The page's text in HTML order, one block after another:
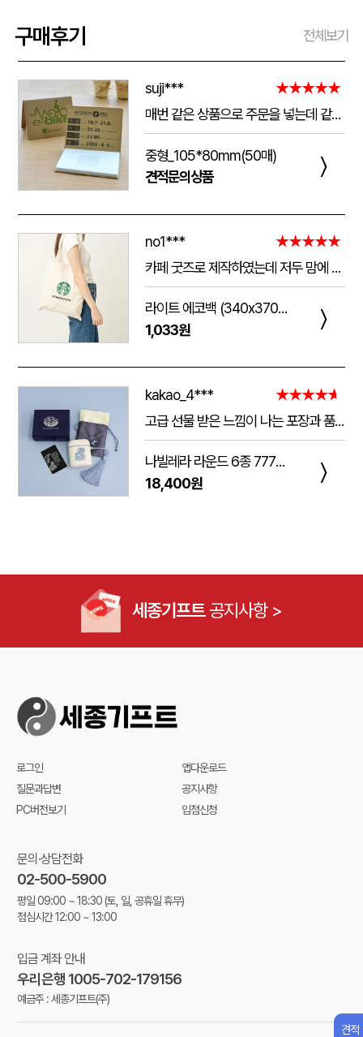
구매후기 전체보기
suji***
★★★★★
매번 같은 상품으로 주문을 넣는데 같은 품질로 받을 수 있어서 좋습니다. 배송 기간도 적당히 잘오는거 같아요. 앞으로도 계속 이용할꺼 같습니다. 지금과 같은 품질로 유지해주세요!!
중형_105*80mm(50매)
견적문의상품
〉
no1***
★★★★★
카페 굿즈로 제작하였는데 저두 맘에 들고 손님들도 맘에 들어하세요. 저두 매일 들고 다니는데 탄탄해서 좋아요.가격도 맘에 들어서 벌써 3번째 주문했어요.진행 과정에 있어서도 상담 직원분들 세심하고 친절하세요.
라이트 에코백 (340x370mm)
1,033원
〉
kakao_4***
★★★★★
고급 선물 받은 느낌이 나는 포장과 품질.
주는 사람도 받는 사람도 만족 스러운 제품 입니다.
다만 아쉬운 점은 조립이 덜되어 있는 것이 간혹 있습니다.
케이스가 빠지는 현상이 좀 있는데, 조립할때 신경써서 해주시면 더 좋은 인상이 남을 것 같습니다.
나빌레라 라운드 6종 777쓰리세븐 손톱깎이 호작도 까치호랑이 네일케어세트
18,400원
〉
세종기프트공지사항 >
로그인
앱다운로드
질문과답변
공지사항
PC버전보기
입점신청
문의·상담전화
02-500-5900
평일 09:00 ~ 18:30(토, 일, 공휴일 휴무)
점심시간 12:00 ~ 13:00
입금 계좌 안내
우리은행 1005-702-179156
예금주 : 세종기프트(주)
견적